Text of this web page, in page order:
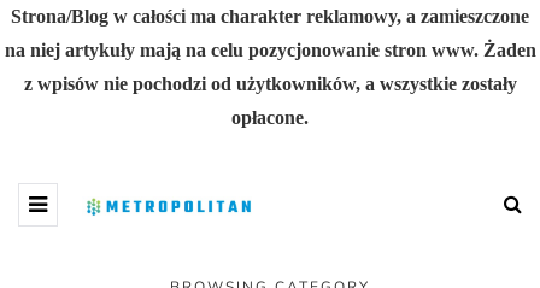
Strona/Blog w całości ma charakter reklamowy, a zamieszczone
na niej artykuły mają na celu pozycjonowanie stron www. Żaden
z wpisów nie pochodzi od użytkowników, a wszystkie zostały
opłacone.